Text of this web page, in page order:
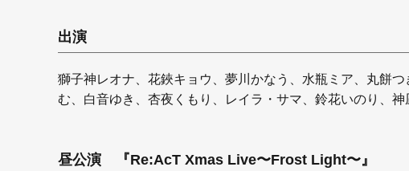
出演
獅子神レオナ、花鋏キョウ、夢川かなう、水瓶ミア、丸餅
む、白音ゆき、杏夜くもり、レイラ・サマ、鈴花いのり、
昼公演 『Re:AcT Xmas Live〜Frost Light〜』